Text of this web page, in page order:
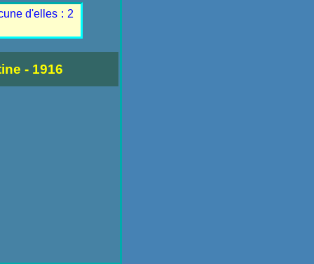
d'elles : 2
- 1916